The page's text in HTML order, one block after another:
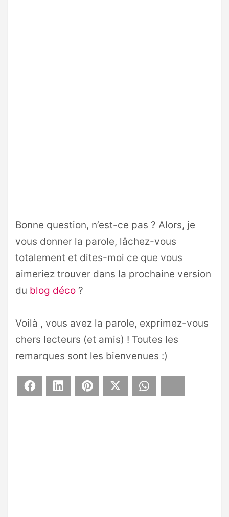
Bonne question, n’est-ce pas ? Alors, je
vous donner la parole, lâchez-vous
totalement et dites-moi ce que vous
aimeriez trouver dans la prochaine version
du blog déco ?
Voilà , vous avez la parole, exprimez-vous
chers lecteurs (et amis) ! Toutes les
remarques sont les bienvenues :)
Facebook LinkedIn Pinterest